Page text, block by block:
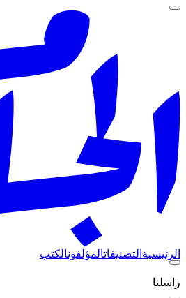
الرئيسية التصنيفاتالمؤلفونالكتب
راسلنا